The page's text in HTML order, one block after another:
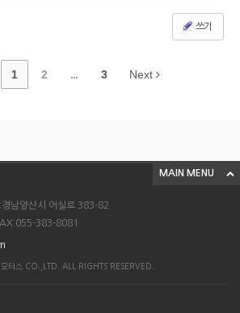
쓰기
1 2 ... 3 Next
MAIN MENU
남양산시 어실로 383-82
383-8081
터스 CO.,LTD. ALL RIGHTS RESERVED.